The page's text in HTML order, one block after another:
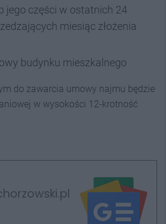
jego części w ostatnich 24
miesiąc złożenia
budynku mieszkalnego
do zawarcia umowy najmu będzie
w wysokości 12-krotność